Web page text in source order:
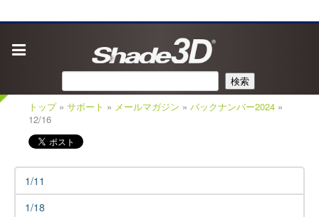
検索
トップ» サポート » メールマガジン » バックナンバー2024 »
12/16
1/11
1/18